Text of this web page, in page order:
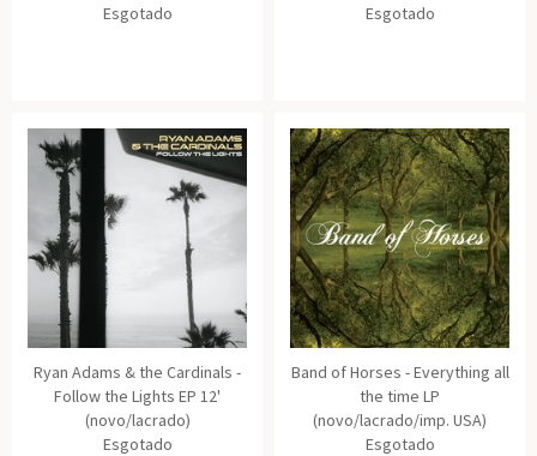
Esgotado Esgotado
Ryan Adams & the Cardinals -
Follow the Lights EP 12'
(novo/lacrado)
Esgotado
Band of Horses - Everything all
the time LP
(novo/lacrado/imp. USA)
Esgotado